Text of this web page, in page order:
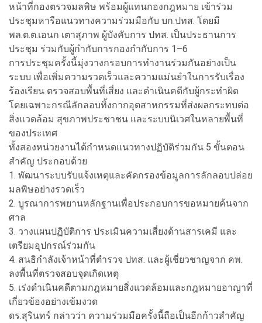
หน้าที่กองตรวจมลพิษ พร้อมผู้แทนกองกฎหมาย เข้าร่วม
ประชุมหารือแนวทางความร่วมมือกับ บก.ปทส. โดยมี
พล.ต.ต.เอนก เตาสุภาพ ผู้บังคับการ ปทส. เป็นประธานการ
ประชุม ร่วมกับผู้กำกับการกองกำกับการ 1–6
การประชุมครั้งนี้มุ่งวางกรอบการทำงานร่วมกันอย่างเป็น
ระบบ เพื่อเพิ่มความรวดเร็วและความแม่นยำในการรับเรื่อง
ร้องเรียน ตรวจสอบพื้นที่เสี่ยง และดำเนินคดีกับผู้กระทำผิด
โดยเฉพาะกรณีลักลอบทิ้งกากอุตสาหกรรมที่ส่งผลกระทบต่อ
สิ่งแวดล้อม สุขภาพประชาชน และระบบนิเวศในหลายพื้นที่
ของประเทศ
ทั้งสองหน่วยงานได้กำหนดแนวทางปฏิบัติร่วมกัน 5 ขั้นตอน
สำคัญ ประกอบด้วย
1. พัฒนาระบบรับแจ้งเหตุและคัดกรองข้อมูลการลักลอบปล่อย
มลพิษอย่างรวดเร็ว
2. บูรณาการพยานหลักฐานเพื่อประกอบการขอหมายค้นจาก
ศาล
3. วางแผนปฏิบัติการ ประเมินความเสี่ยงด้านสารเคมี และ
เตรียมอุปกรณ์ร่วมกัน
4. สนธิกำลังเจ้าหน้าที่ตำรวจ ปทส. และผู้เชี่ยวชาญจาก คพ.
ลงพื้นที่ตรวจสอบจุดเกิดเหตุ
5. เร่งดำเนินคดีตามกฎหมายสิ่งแวดล้อมและกฎหมายอาญาที่
เกี่ยวข้องอย่างเข้มงวด
ดร.สุรินทร์ กล่าวว่า ความร่วมมือครั้งนี้ถือเป็นอีกก้าวสำคัญ